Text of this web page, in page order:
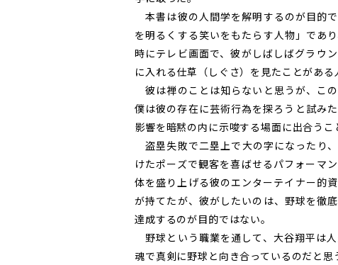
本書は彼の人間学を解明するのが目的
を明るくする笑いをもたらす人物」であ
時にテレビ画面で、彼がしばしばグラウ
に入れる仕草（しぐさ）を見たことがある
彼は禅のことは知らないと思うが、こ
僕は彼の存在に芸術行為を探ろうと試み
影響を暗黙の内に示唆する場面に出合うこ
盗塁失敗で二塁上で大の字になったり
けたポーズで観客を喜ばせるパフォーマ
体を盛り上げる彼のエンターテイナー的
が持てたが、彼がしたいのは、野球を徹
達成するのが目的ではない。
野球という職業を通して、大谷翔平は
魂で真剣に野球と向き合っているのだと思